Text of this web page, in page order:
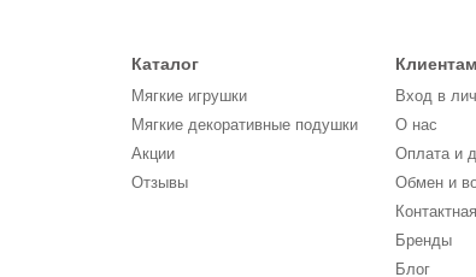
Каталог
Мягкие игрушки
Мягкие декоративные подушки
Акции
Отзывы
Клиентам
Вход в
О нас
Оплата и
Обмен и
Бренды
Блог